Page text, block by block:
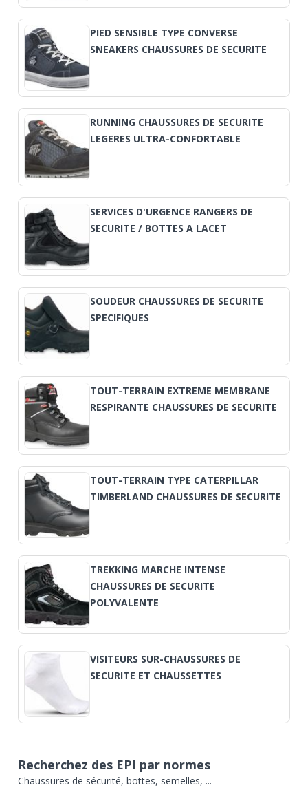
PIED SENSIBLE TYPE CONVERSE
SNEAKERS CHAUSSURES DE SECURITE
RUNNING CHAUSSURES DE SECURITE
LEGERES ULTRA-CONFORTABLE
SERVICES D'URGENCE RANGERS DE
SECURITE / BOTTES A LACET
SOUDEUR CHAUSSURES DE SECURITE
SPECIFIQUES
TOUT-TERRAIN EXTREME MEMBRANE
RESPIRANTE CHAUSSURES DE SECURITE
TOUT-TERRAIN TYPE CATERPILLAR
TIMBERLAND CHAUSSURES DE SECURITE
TREKKING MARCHE INTENSE
CHAUSSURES DE SECURITE
POLYVALENTE
VISITEURS SUR-CHAUSSURES DE
SECURITE ET CHAUSSETTES
Recherchez des EPI par normes
Chaussures de sécurité, bottes, semelles, ...